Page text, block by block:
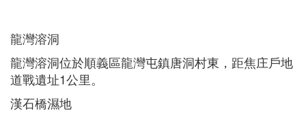
龍灣溶洞
龍灣溶洞位於順義區龍灣屯鎮唐洞村東，距焦庄戶地
道戰遺址1公里。
漢石橋濕地